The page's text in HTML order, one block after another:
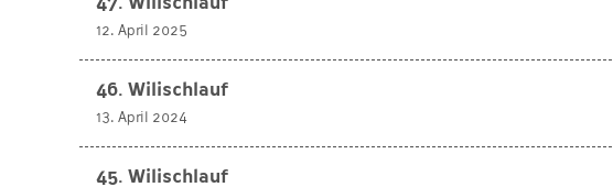
12. April 2025
46. Wilischlauf
13. April 2024
45. Wilischlauf